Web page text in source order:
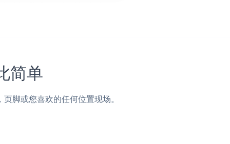
简单
脚或您喜欢的任何位置现场。